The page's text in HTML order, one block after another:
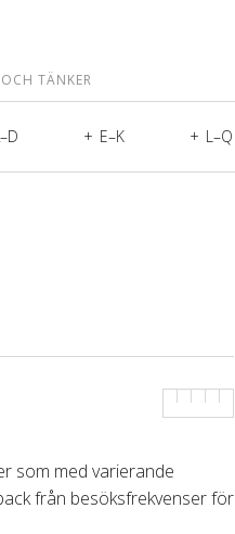
TÄNKER
E–K L–Q
som med varierande
från besöksfrekvenser för